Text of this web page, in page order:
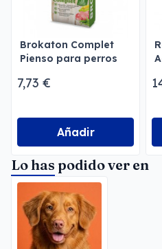
Brokaton Complet
Pienso para perros
7,73 €
Añadir
Lo has podido ver en